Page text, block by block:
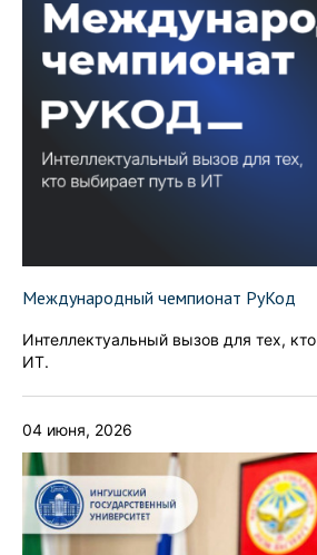
Международный чемпионат РуКод
Интеллектуальный вызов для тех,
ИТ.
04 июня, 2026